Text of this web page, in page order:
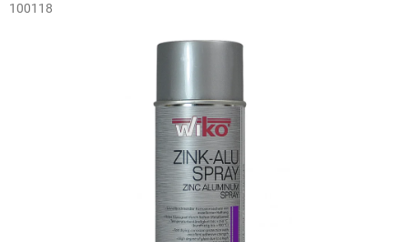
100118